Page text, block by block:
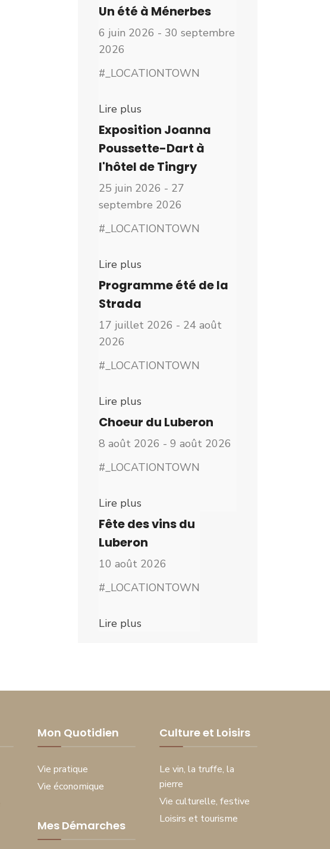
Un été à Ménerbes
6 juin 2026 - 30 septembre
2026
#_LOCATIONTOWN
Lire plus
Exposition Joanna
Poussette-Dart à
l'hôtel de Tingry
25 juin 2026 - 27
septembre 2026
#_LOCATIONTOWN
Lire plus
Programme été de la
Strada
17 juillet 2026 - 24 août
2026
#_LOCATIONTOWN
Lire plus
Choeur du Luberon
8 août 2026 - 9 août 2026
#_LOCATIONTOWN
Lire plus
Fête des vins du
Luberon
10 août 2026
#_LOCATIONTOWN
Lire plus
Mon Quotidien
Vie pratique
Vie économique
Mes Démarches
Culture et Loisirs
Le vin, la truffe, la
pierre
Vie culturelle, festive
Loisirs et tourisme